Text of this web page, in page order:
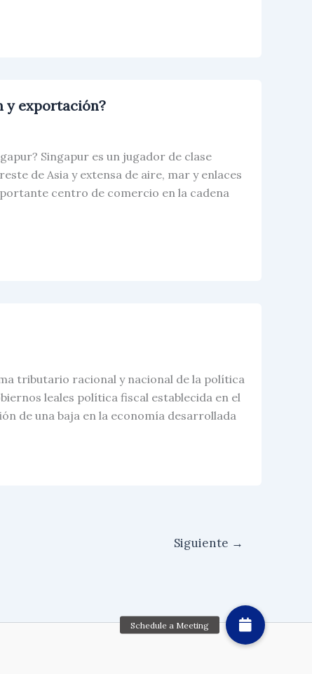
y exportación?
Singapur es un jugador de clase
de Asia y extensa de aire, mar y enlaces
centro de comercio en la cadena
tributario racional y nacional de la política
leales política fiscal establecida en el
de una baja en la economía desarrollada
Siguiente →